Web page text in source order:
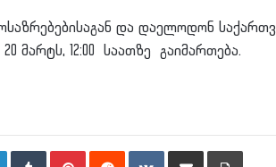
და დაელოდონ
მარტს, 12:00 საათზე გაიმართება.
LinkedInTumblr PinterestReddit VKontakteShare via Email Print